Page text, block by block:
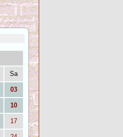
Sa
03
10
17